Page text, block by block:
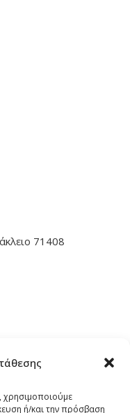
χρησιμοποιούμε
ή/και την πρόσβαση
71408